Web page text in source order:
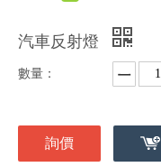
汽車反射燈
數量：
詢價